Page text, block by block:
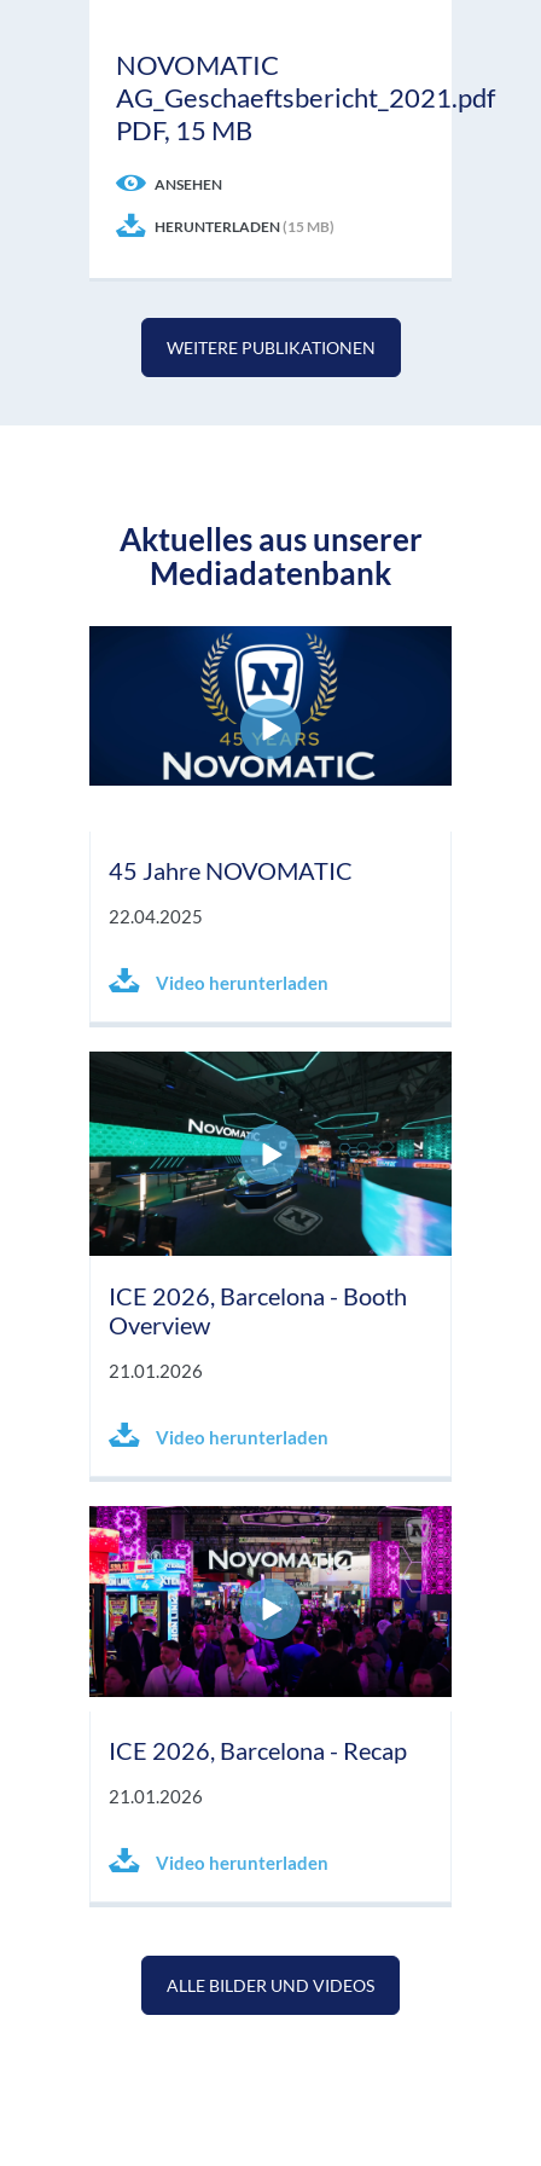
NOVOMATIC
AG_Geschaeftsbericht_2021.pdf
PDF, 15 MB
ANSEHEN
HERUNTERLADEN(15 MB)
WEITERE PUBLIKATIONEN
Aktuelles aus unserer
Mediadatenbank
45 Jahre NOVOMATIC
22.04.2025
Video herunterladen
ICE 2026, Barcelona - Booth
Overview
21.01.2026
Video herunterladen
ICE 2026, Barcelona - Recap
21.01.2026
Video herunterladen
ALLE BILDER UND VIDEOS